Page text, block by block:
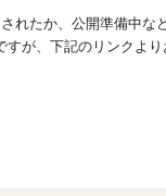
れたか、公開準備中な
が、下記のリンクより